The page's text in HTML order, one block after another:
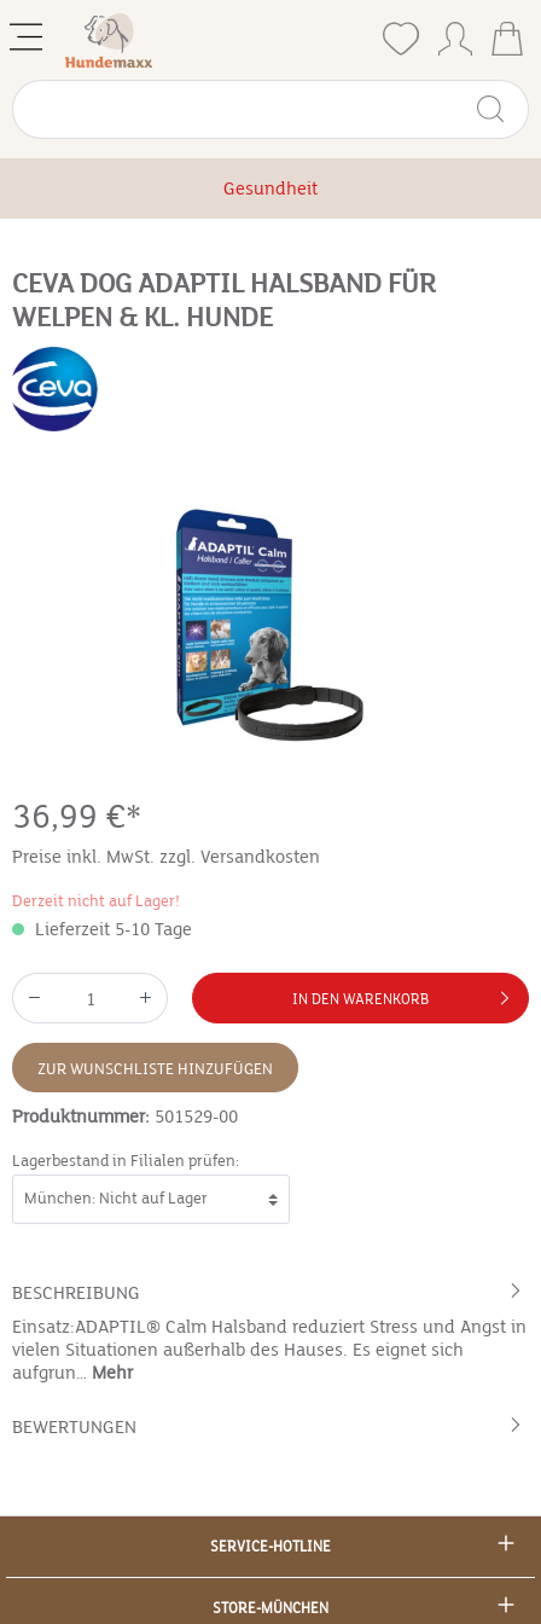
Gesundheit
CEVA DOG ADAPTIL HALSBAND FÜR
WELPEN & KL. HUNDE
36,99 €*
Preise inkl. MwSt. zzgl. Versandkosten
Derzeit nicht auf Lager!
Lieferzeit 5-10 Tage
IN DEN WARENKORB
ZUR WUNSCHLISTE HINZUFÜGEN
Produktnummer: 501529-00
Lagerbestand in Filialen prüfen:
BESCHREIBUNG
Einsatz:ADAPTIL® Calm Halsband reduziert Stress und Angst in
vielen Situationen außerhalb des Hauses. Es eignet sich
aufgrun… Mehr
BEWERTUNGEN
SERVICE-HOTLINE
STORE-MÜNCHEN